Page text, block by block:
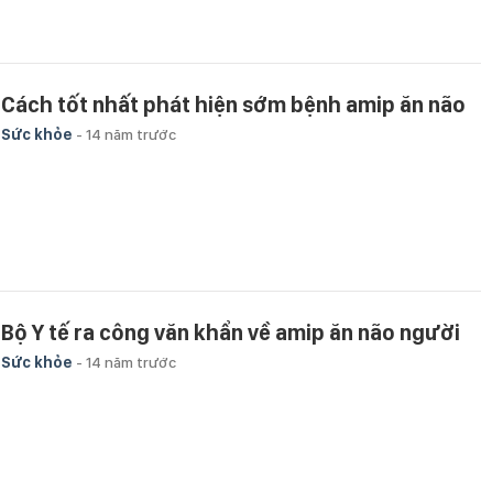
Cách tốt nhất phát hiện sớm bệnh amip ăn não
Sức khỏe - 14 năm trước
Bộ Y tế ra công văn khẩn về amip ăn não người
Sức khỏe - 14 năm trước